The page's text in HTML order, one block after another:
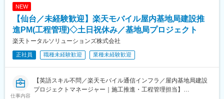
■働き方：
・土日祝休みです。仮に実際に休日出勤があった場合は振替休日
の取得可能
・フレックス・月6回のリモート可・服装自由な社風と非常に柔軟
な働き方が可能
変更の範囲：会社の定める業務
【教育制度】
初級・中級・上級に分けた社員教育制度があり、自己啓発や職種
別教育、選抜教育などの制度も充実しています。
【当社の特徴】
てスタートしました。現在は空調・衛生工事などの一般設備、集
合住宅リニューアル、店舗商業施設、管更生工事などを中心に事
NEW
【仙台／未経験歓迎】楽天モバイル屋内基地局建設推
進PM(工程管理)◇土日祝休み／基地局プロジェクト
楽天トータルソリューションズ株式会社
正社員 職種未経験歓迎 業種未経験歓迎
仕事内容
【英語スキル不問／楽天モバイル通信インフラ／屋内基地局建設
プロジェクトマネージャー｜施工推進・工程管理担当】